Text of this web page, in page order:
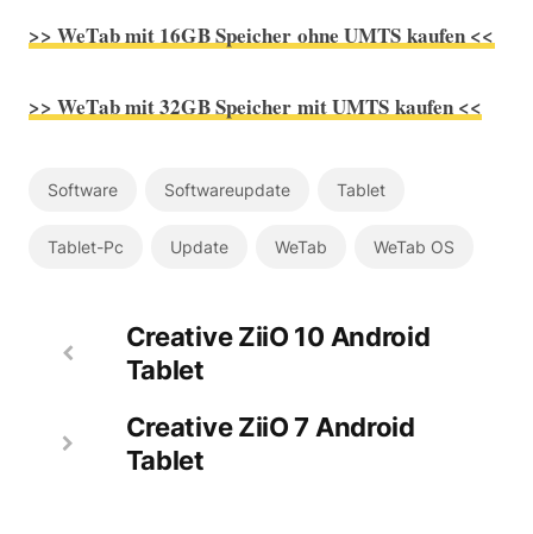
>> WeTab mit 16GB Speicher ohne UMTS kaufen <<
>> WeTab mit 32GB Speicher mit UMTS kaufen <<
Software Softwareupdate Tablet
Tablet-Pc Update WeTab WeTab OS
Creative ZiiO 10 Android
Tablet
Creative ZiiO 7 Android
Tablet